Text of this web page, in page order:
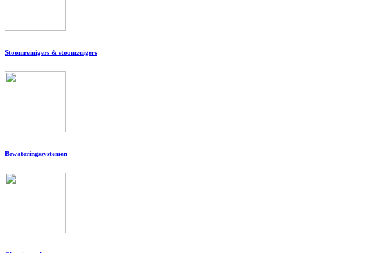
Stoomreinigers & stoomzuigers
Bewateringssystemen